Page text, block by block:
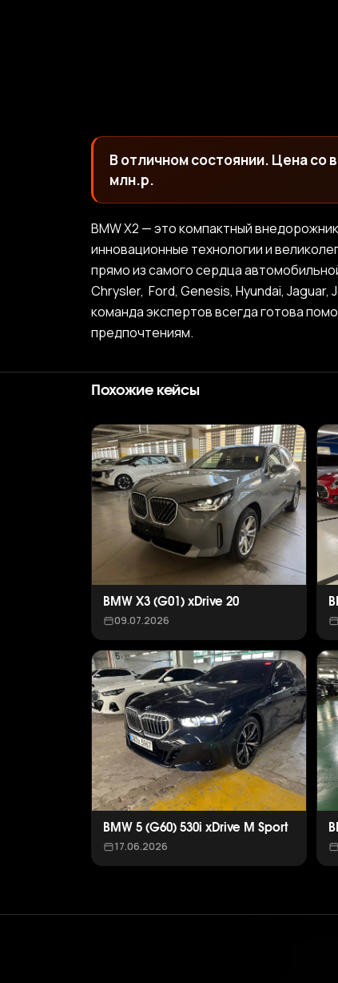
В отличном состоянии. Цена со
млн.р.
BMW X2 — это компактный
инновационные технологии и
прямо из самого сердца
Chrysler, Ford, Genesis, Hyundai,
команда экспертов всегда готова
предпочтениям.
Похожие кейсы
BMW X3 (G01) xDrive 20
09.07.2026
BMW 5 (G60) 530i xDrive M Sport
17.06.2026